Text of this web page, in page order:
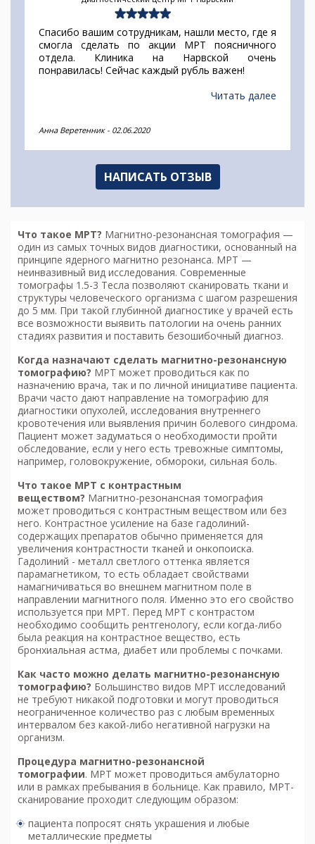
Спасибо вашим сотрудникам, нашли место, где я
смогла сделать по акции МРТ поясничного
отдела. Клиника на Нарвской очень
понравилась! Сейчас каждый рубль важен!
Читать далее
Анна Веретенник - 02.06.2020
НАПИСАТЬ ОТЗЫВ
Что такое МРТ? Магнитно-резонансная томография —
один из самых точных видов диагностики, основанный на
принципе ядерного магнитно резонанса. МРТ —
неинвазивный вид исследования. Современные
томографы 1.5-3 Тесла позволяют сканировать ткани и
структуры человеческого организма с шагом разрешения
до 5 мм. При такой глубинной диагностике у врачей есть
все возможности выявить патологии на очень ранних
стадиях развития и поставить безошибочный диагноз.
Когда назначают сделать магнитно-резонансную
томографию? МРТ может проводиться как по
назначению врача, так и по личной инициативе пациента.
Врачи часто дают направление на томографию для
диагностики опухолей, исследования внутреннего
кровотечения или выявления причин болевого синдрома.
Пациент может задуматься о необходимости пройти
обследование, если у него есть тревожные симптомы,
например, головокружение, обмороки, сильная боль.
Что такое МРТ с контрастным
веществом? Магнитно-резонансная томография
может проводиться с контрастным веществом или без
него. Контрастное усиление на базе гадолиний-
содержащих препаратов обычно применяется для
увеличения контрастности тканей и онкопоиска.
Гадолиний - металл светлого оттенка является
парамагнетиком, то есть обладает свойствами
намагничиваться во внешнем магнитном поле в
направлении магнитного поля. Именно это его свойство
используется при МРТ. Перед МРТ с контрастом
необходимо сообщить рентгенологу, если когда-либо
была реакция на контрастное вещество, есть
бронхиальная астма, диабет или проблемы с почками.
Как часто можно делать магнитно-резонансную
томографию? Большинство видов МРТ исследований
не требуют никакой подготовки и могут проводиться
неограниченное количество раз с любым временных
интервалом без какой-либо негативной нагрузки на
организм.
Процедура магнитно-резонансной
томографии. МРТ может проводиться амбулаторно
или в рамках пребывания в больнице. Как правило, МРТ-
сканирование проходит следующим образом:
пациента попросят снять украшения и любые
металлические предметы